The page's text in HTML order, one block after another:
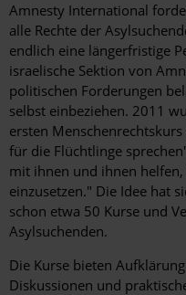
Amnesty International
alle Rechte der
endlich eine längerfristige
israelische Sektion von
politischen Forderungen
selbst einbeziehen. 2011
ersten
für die Flüchtlinge
mit ihnen und ihnen
einzusetzen." Die Idee hat
schon etwa 50 Kurse und
Asylsuchenden.
Die Kurse bieten
Diskussionen und